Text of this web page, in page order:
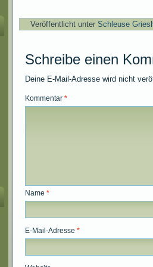
Veröffentlicht unter Schleuse
Schreibe einen
Deine E-Mail-Adresse wird nicht
Kommentar *
Name *
E-Mail-Adresse *